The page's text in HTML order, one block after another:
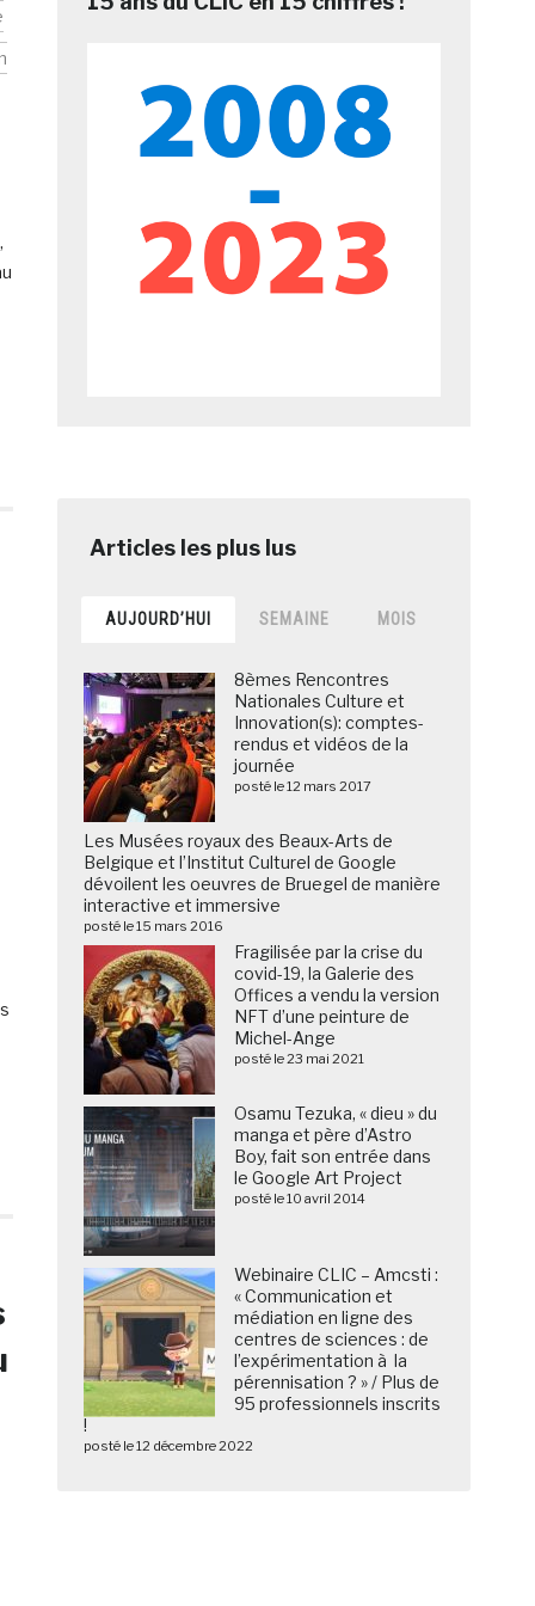
AUJOURD’HUI SEMAINE MOIS
8èmes Rencontres
Nationales Culture et
Innovation(s): comptes-
rendus et vidéos de la
journée
posté le 12 mars 2017
Les Musées royaux des Beaux-Arts de
Belgique et l’Institut Culturel de Google
dévoilent les oeuvres de Bruegel de manière
interactive et immersive
posté le 15 mars 2016
Fragilisée par la crise du
covid-19, la Galerie des
Offices a vendu la version
NFT d’une peinture de
Michel-Ange
posté le 23 mai 2021
Osamu Tezuka, « dieu » du
manga et père d’Astro
Boy, fait son entrée dans
le Google Art Project
posté le 10 avril 2014
Webinaire CLIC – Amcsti :
« Communication et
médiation en ligne des
centres de sciences : de
l’expérimentation à la
pérennisation ? » / Plus de
95 professionnels inscrits
!
posté le 12 décembre 2022